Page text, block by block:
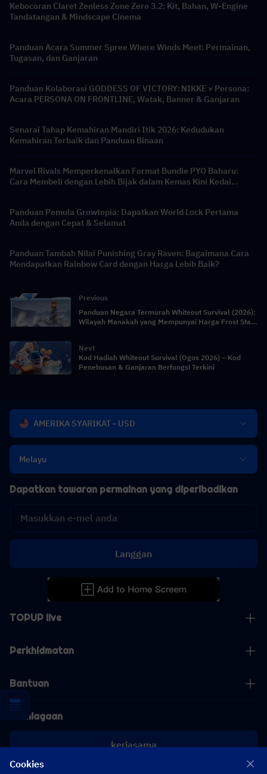
Kebocoran Claret Zenless Zone Zero 3.2: Kit, Bahan, W-Engine
Tandatangan & Mindscape Cinema
Panduan Acara Summer Spree Where Winds Meet: Permainan,
Tugasan, dan Ganjaran
Panduan Kolaborasi GODDESS OF VICTORY: NIKKE × Persona:
Acara PERSONA ON FRONTLINE, Watak, Banner & Ganjaran
Senarai Tahap Kemahiran Mandiri Itik 2026: Kedudukan
Kemahiran Terbaik dan Panduan Binaan
Marvel Rivals Memperkenalkan Format Bundle PYO Baharu:
Cara Membeli dengan Lebih Bijak dalam Kemas Kini Kedai
Panduan Pemula Growtopia: Dapatkan World Lock Pertama
Anda dengan Cepat & Selamat
Panduan Tambah Nilai Punishing Gray Raven: Bagaimana Cara
Mendapatkan Rainbow Card dengan Harga Lebih Baik?
Previous
Panduan Negara Termurah Whiteout Survival (2026):
Wilayah Manakah yang Mempunyai Harga Frost Star
Next
Kod Hadiah Whiteout Survival (Ogos 2026) – Kod
Penebusan & Ganjaran Berfungsi Terkini
AMERIKA SYARIKAT - USD
Melayu
TOPUP live
Perkhidmatan
Bantuan
Perniagaan
kerjasama
Dapatkan tawaran permainan yang diperibadikan
Langgan
Cookies